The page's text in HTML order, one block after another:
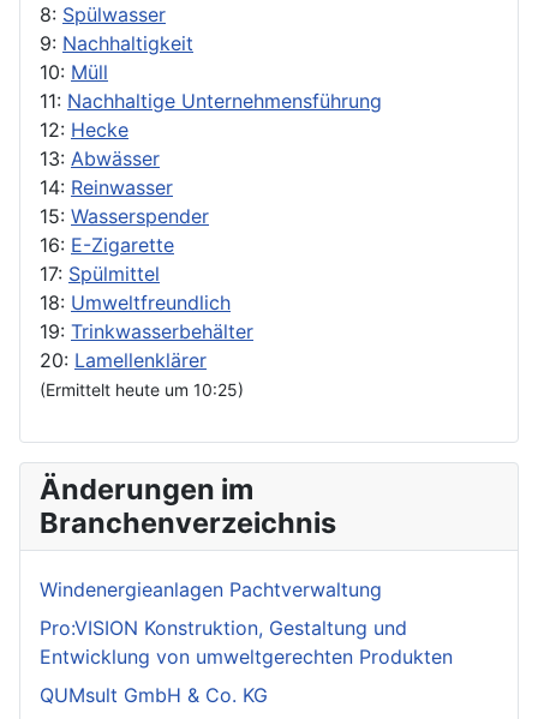
8: Spülwasser
9: Nachhaltigkeit
10: Müll
11: Nachhaltige Unternehmensführung
12: Hecke
13: Abwässer
14: Reinwasser
15: Wasserspender
16: E-Zigarette
17: Spülmittel
18: Umweltfreundlich
19: Trinkwasserbehälter
20: Lamellenklärer
(Ermittelt heute um 10:25)
Änderungen im
Branchenverzeichnis
Windenergieanlagen Pachtverwaltung
Pro:VISION Konstruktion, Gestaltung und
Entwicklung von umweltgerechten Produkten
QUMsult GmbH & Co. KG